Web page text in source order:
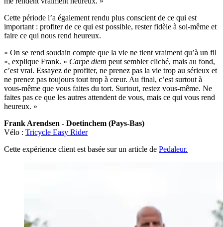
Cette période l’a également rendu plus conscient de ce qui est
important : profiter de ce qui est possible, rester fidèle à soi-même et
faire ce qui nous rend heureux.
« On se rend soudain compte que la vie ne tient vraiment qu’à un fil
», explique Frank. « Carpe diem peut sembler cliché, mais au fond,
c’est vrai. Essayez de profiter, ne prenez pas la vie trop au sérieux et
ne prenez pas toujours tout trop à cœur. Au final, c’est surtout à
vous-même que vous faites du tort. Surtout, restez vous-même. Ne
faites pas ce que les autres attendent de vous, mais ce qui vous rend
heureux. »
Frank Arendsen - Doetinchem (Pays-Bas)
Vélo : Tricycle Easy Rider
Cette expérience client est basée sur un article de Pedaleur.